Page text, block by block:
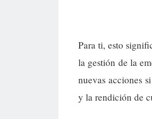
Para ti, esto
la gestión de la
nuevas acciones
y la rendición de